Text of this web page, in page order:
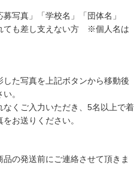
写真」「学校名」「団体名」
ても差し支えない方 ※個人名は
た写真を上記ボタンから移動後
。
くご入力いただき、5名以上で着
お送りください。
の発送前にご連絡させて頂きま